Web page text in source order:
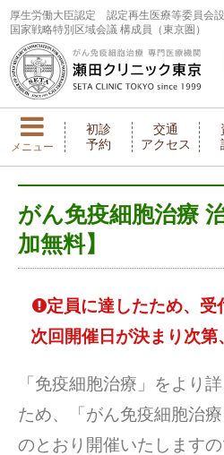
厚生労働大臣認定
認定再生医療等委員会
国家戦略特別区域会議 構成員（東京圏）
メニュー
初診
予約
交通
アクセス
がん免疫細胞治療
加無料】
定員に達したため、受
次回開催日が決まり次第
「免疫細胞治療」をより
ため、「がん免疫細胞治
のとおり開催いたします